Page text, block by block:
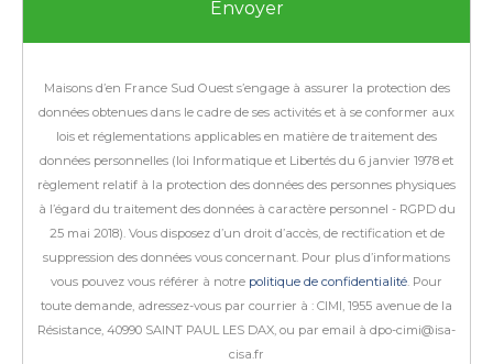
Maisons d’en France Sud Ouest s’engage à assurer la protection des
données obtenues dans le cadre de ses activités et à se conformer aux
lois et réglementations applicables en matière de traitement des
données personnelles (loi Informatique et Libertés du 6 janvier 1978 et
règlement relatif à la protection des données des personnes physiques
à l’égard du traitement des données à caractère personnel - RGPD du
25 mai 2018).Vous disposez d’un droit d’accès, de rectification et de
suppression des données vous concernant. Pour plus d’informations
vous pouvez vous référer à notre politique de confidentialité. Pour
toute demande, adressez-vous par courrier à : CIMI, 1955 avenue de la
Résistance, 40990 SAINT PAUL LES DAX, ou par email à dpo-cimi@isa-
cisa.fr